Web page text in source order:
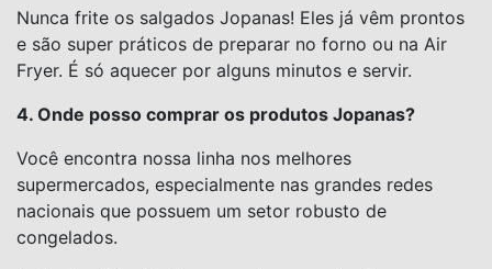
Nunca frite os salgados Jopanas! Eles já vêm prontos
e são super práticos de preparar no forno ou na Air
Fryer. É só aquecer por alguns minutos e servir.
4. Onde posso comprar os produtos Jopanas?
Você encontra nossa linha nos melhores
supermercados, especialmente nas grandes redes
nacionais que possuem um setor robusto de
congelados.